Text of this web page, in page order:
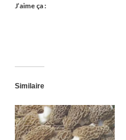
J’aime ça :
Similaire